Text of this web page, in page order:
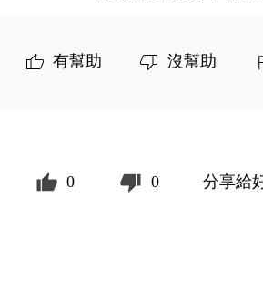
有幫助 沒幫助
0 0 分享給